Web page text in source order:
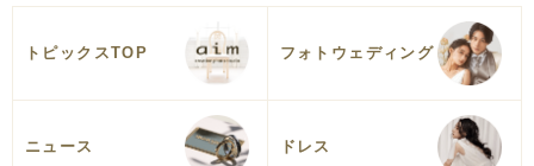
トピックスTOP フォトウェディング
ニュース ドレス